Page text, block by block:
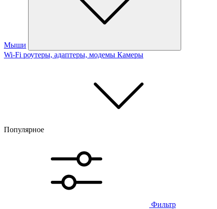
Мыши
Wi-Fi роутеры, адаптеры, модемы Камеры
Популярное
Фильтр